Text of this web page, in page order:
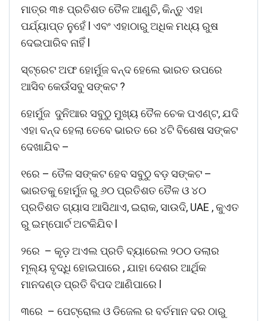
ମାତ୍ର ୩୫ ପ୍ରତିଶତ ତୈଳ ଆଣୁଚି, କିନ୍ତୁ ଏହା
ପର୍ଯ୍ୟାପ୍ତ ନୁହେଁ l ଏବଂ ଏହାଠାରୁ ଅଧିକ ମଧ୍ୟ ରୁଷ
ଦେଇପାରିବ ନାହିଁ l
ସ୍ଟ୍ରେଟ ଅଫ ହୋର୍ମୁଜ ବନ୍ଦ ହେଲେ ଭାରତ ଉପରେ
ଆସିବ କେଉଁସବୁ ସଙ୍କଟ ?
ହୋର୍ମୁଜ ଦୁନିଆର ସବୁଠୁ ମୁଖ୍ୟ ତୈଳ ଚେକ ପଏଣ୍ଟ, ଯଦି
ଏହା ବନ୍ଦ ହେଲା ତେବେ ଭାରତ ରେ ୪ଟି ବିଶେଷ ସଙ୍କଟ
ଦେଖାଯିବ –
୧ରେ – ତୈଳ ସଙ୍କଟ ହେବ ସବୁଠୁ ବଡ଼ ସଙ୍କଟ –
ଭାରତକୁ ହୋର୍ମୁଜ ରୁ ୬୦ ପ୍ରତିଶତ ତୈଳ ଓ ୪୦
ପ୍ରତିଶତ ଗ୍ୟାସ ଆସିଥାଏ, ଇରାକ, ସାଉଦି, UAE , କୁଏତ
ରୁ ଇମ୍ପୋର୍ଟ ଅଟକିଯିବ l
୨ରେ – କୄଡ଼ ଅଏଲ ପ୍ରତି ବ୍ୟାରେଲ ୨୦୦ ଡଲାର
ମୂଲ୍ୟ ବୃଦ୍ଧି ହୋଇପାରେ , ଯାହା ଦେଶର ଆର୍ଥିକ
ମାନଦଣ୍ଡ ପ୍ରତି ବିପଦ ଆଣିପାରେ l
୩ରେ – ପେଟ୍ରୋଲ ଓ ଡିଜେଲ ର ବର୍ତମାନ ଦର ଠାରୁ